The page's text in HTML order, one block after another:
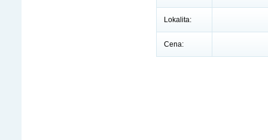
Lokalita:
Cena: